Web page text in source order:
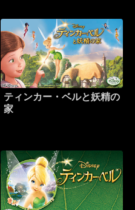
ティンカー・ベルと妖精の
家